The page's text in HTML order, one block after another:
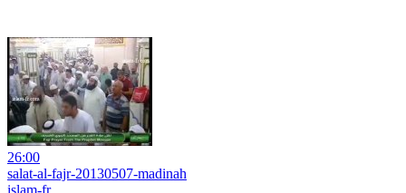
26:00
salat-al-fajr-20130507-madinah